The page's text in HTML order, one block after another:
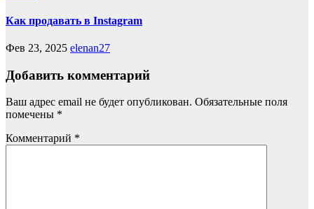
Как продавать в Instagram
Фев 23, 2025 elenan27
Добавить комментарий
Ваш адрес email не будет опубликован. Обязательные поля
помечены *
Комментарий *